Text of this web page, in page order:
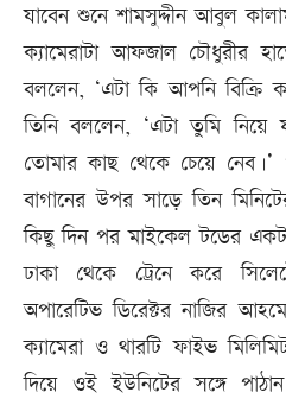
যাবেন শুনে শামসুদ্দীন আবুল
ক্যামেরাটা আফজাল চৌধুরীর
বললেন, ‘এটা কি আপনি বিক্রি
তিনি বললেন, ‘এটা তুমি
তোমার কাছ থেকে চেয়ে নেব।’
বাগানের উপর সাড়ে তিন
কিছু দিন পর মাইকেল টডের
ঢাকা থেকে ট্রেনে করে
অপারেটিভ ডিরেক্টর নাজির
ক্যামেরা ও থারটি ফাইভ
দিয়ে ওই ইউনিটের সঙ্গে